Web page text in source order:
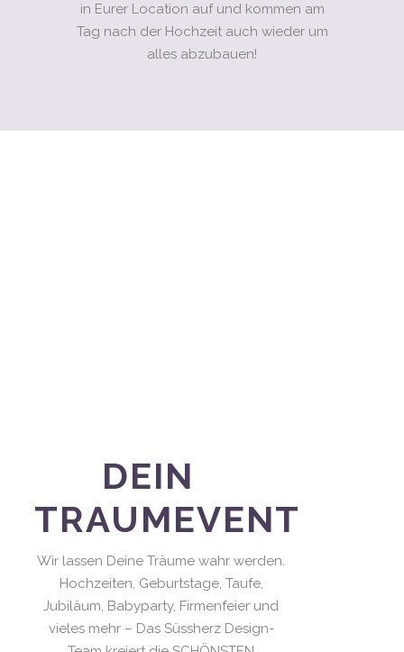
in Eurer Location auf und kommen am
Tag nach der Hochzeit auch wieder um
alles abzubauen!
DEIN
TRAUMEVENT
Wir lassen Deine Träume wahr werden.
Hochzeiten, Geburtstage, Taufe,
Jubiläum, Babyparty, Firmenfeier und
vieles mehr – Das Süssherz Design-